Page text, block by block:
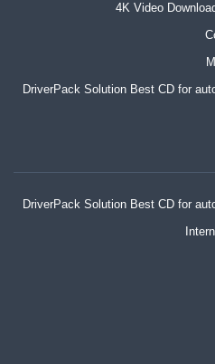
4K Video
DriverPack Solution Best CD for
DriverPack Solution Best CD for